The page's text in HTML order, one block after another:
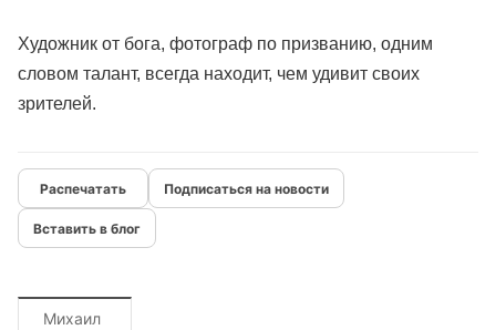
Художник от бога, фотограф по призванию, одним
словом талант, всегда находит, чем удивит своих
зрителей.
Подписаться на новости
Вставить в блог
Михаил